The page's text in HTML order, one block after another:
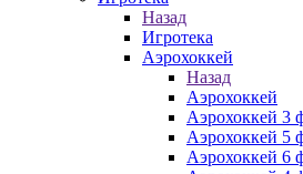
Назад
Игротека
Аэрохоккей
Назад
Аэрохоккей
Аэрохоккей 3
Аэрохоккей 5
Аэрохоккей 6